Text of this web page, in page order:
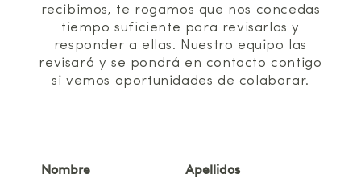
recibimos, te rogamos que nos concedas
tiempo suficiente para revisarlas y
responder a ellas. Nuestro equipo las
revisará y se pondrá en contacto contigo
si vemos oportunidades de colaborar.
Nombre Apellidos